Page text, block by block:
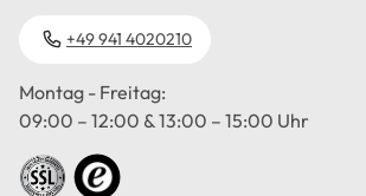
+49 941 4020210
Montag - Freitag:
09:00 – 12:00 & 13:00 – 15:00 Uhr